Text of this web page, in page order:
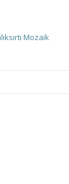
Mozaik